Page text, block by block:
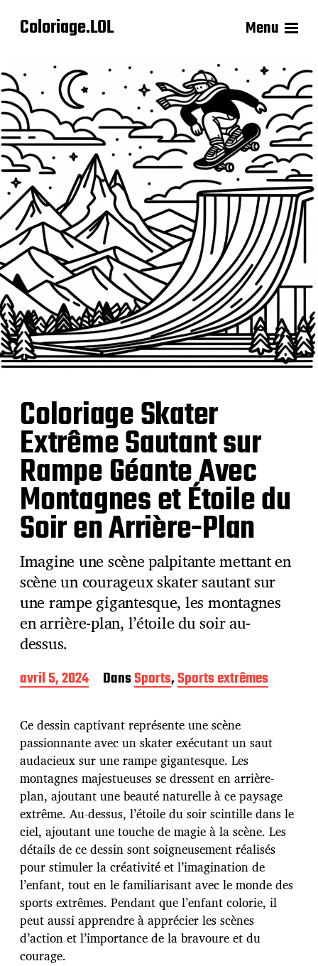
Coloriage.LOL Menu
Coloriage Skater
Extrême Sautant sur
Rampe Géante Avec
Montagnes et Étoile du
Soir en Arrière-Plan
Imagine une scène palpitante mettant en
scène un courageux skater sautant sur
une rampe gigantesque, les montagnes
en arrière-plan, l’étoile du soir au-
dessus.
D
a
e
d
e
p
u
b
l
i
c
a
t
i
o
n
avril 5, 2024 DansSports,Sports extrêmes
Ce dessin captivant représente une scène
passionnante avec un skater exécutant un saut
audacieux sur une rampe gigantesque. Les
montagnes majestueuses se dressent en arrière-
plan, ajoutant une beauté naturelle à ce paysage
extrême. Au-dessus, l’étoile du soir scintille dans le
ciel, ajoutant une touche de magie à la scène. Les
détails de ce dessin sont soigneusement réalisés
pour stimuler la créativité et l’imagination de
l’enfant, tout en le familiarisant avec le monde des
sports extrêmes. Pendant que l’enfant colorie, il
peut aussi apprendre à apprécier les scènes
d’action et l’importance de la bravoure et du
courage.